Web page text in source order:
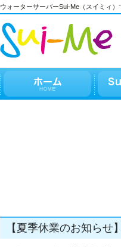
ウォーターサーバーSui-Me（スイミィ
【夏季休業のお知らせ】